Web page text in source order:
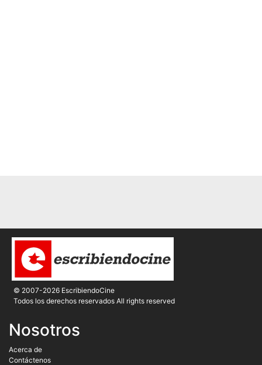
© 2007-2026 EscribiendoCine
Todos los derechos reservados All rights reserved
Nosotros
Acerca de
Contáctenos